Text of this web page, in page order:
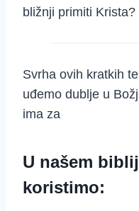
bližnji primiti Krista?
Svrha ovih kratkih
uđemo dublje u
ima za
U našem
koristimo: